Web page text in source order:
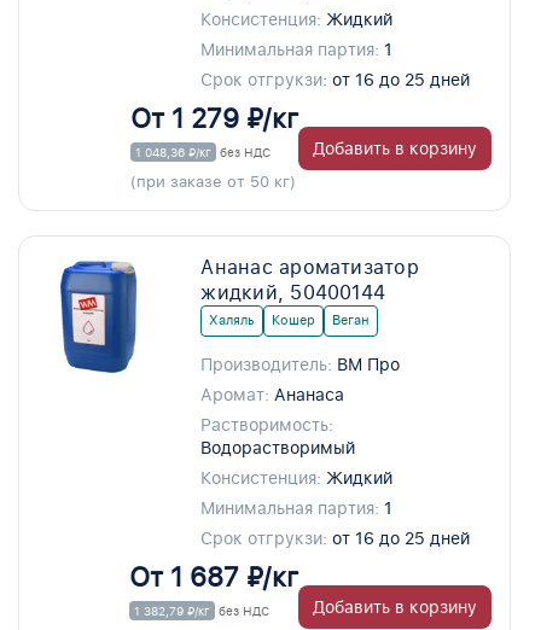
Консистенция: Жидкий
Минимальная партия: 1
Срок отгрукзи: от 16 до 25 дней
От 1 279 ₽/кг
1 048,36 ₽/кг без НДС
(при заказе от 50 кг)
Добавить в корзину
Ананас ароматизатор
жидкий, 50400144
Халяль Кошер Веган
Производитель: ВМ Про
Аромат: Ананаса
Растворимость:
Водорастворимый
Консистенция: Жидкий
Минимальная партия: 1
Срок отгрукзи: от 16 до 25 дней
От 1 687 ₽/кг
1 382,79 ₽/кг без НДС Добавить в корзину